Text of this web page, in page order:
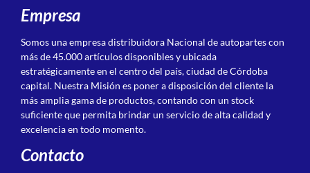
Empresa
Somos una empresa distribuidora Nacional de autopartes con
más de 45.000 artículos disponibles y ubicada
estratégicamente en el centro del país, ciudad de Córdoba
capital. Nuestra Misión es poner a disposición del cliente la
más amplia gama de productos, contando con un stock
suficiente que permita brindar un servicio de alta calidad y
excelencia en todo momento.
Contacto